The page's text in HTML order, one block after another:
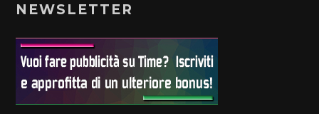
NEWSLETTER